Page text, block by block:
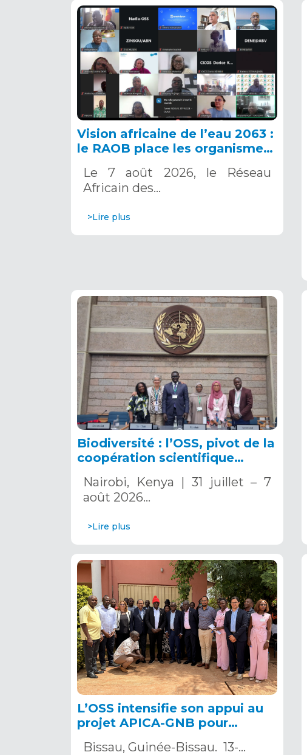
Vision africaine de l’eau 2063 :
le RAOB place les organismes
Le 7 août 2026, le Réseau
Africain des…
>Lire plus
Biodiversité : l’OSS, pivot de la
coopération scientifique
Nairobi, Kenya | 31 juillet – 7
août 2026…
>Lire plus
L’OSS intensifie son appui au
projet APICA-GNB pour
climatique en Guinée-Bissau
Bissau, Guinée-Bissau. 13-…